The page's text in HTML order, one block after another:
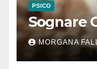
PSICO
Sognare
MORGANA